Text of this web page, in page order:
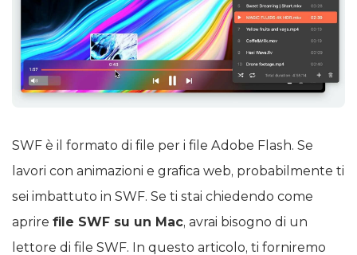
SWF è il formato di file per i file Adobe Flash. Se
lavori con animazioni e grafica web, probabilmente ti
sei imbattuto in SWF. Se ti stai chiedendo come
aprire file SWF su un Mac, avrai bisogno di un
lettore di file SWF. In questo articolo, ti forniremo